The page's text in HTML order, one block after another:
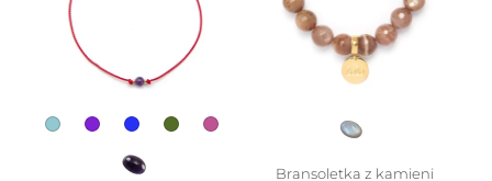
można
wybrać
na
stronie
Bransoletka z kamieni